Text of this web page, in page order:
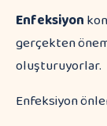
Enfeksiyon
gerçekten
oluşturuyorlar.
Enfeksiyon